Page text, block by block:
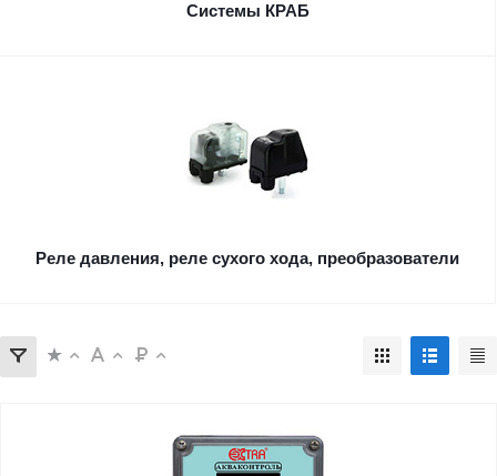
Системы КРАБ
Реле давления, реле сухого хода, преобразователи